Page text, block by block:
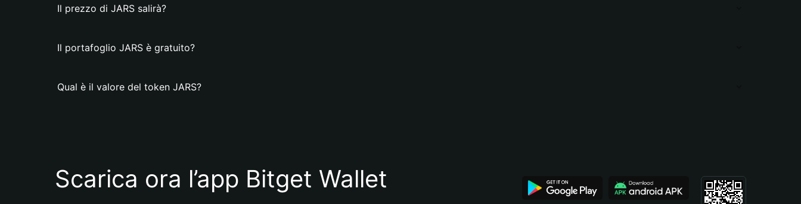
Il prezzo di JARS salirà?
Il portafoglio JARS è gratuito?
Qual è il valore del token JARS?
Scarica ora l’app Bitget Wallet